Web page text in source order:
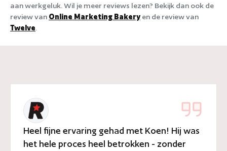
aan werkgeluk. Wil je meer reviews lezen? Bekijk dan ook de
review van Online Marketing Bakery en de review van
Twelve
Heel fijne ervaring gehad met Koen! Hij was
het hele proces heel betrokken - zonder